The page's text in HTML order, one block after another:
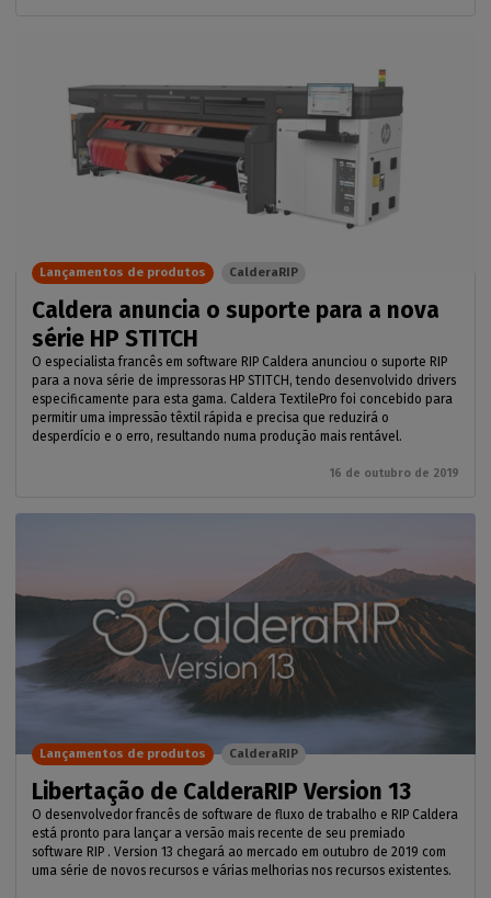
Caldera anuncia o suporte para a nova
série HP STITCH
O especialista francês em software RIP Caldera anunciou o suporte RIP
para a nova série de impressoras HP STITCH, tendo desenvolvido drivers
especificamente para esta gama. Caldera TextilePro foi concebido para
permitir uma impressão têxtil rápida e precisa que reduzirá o
desperdício e o erro, resultando numa produção mais rentável.
16 de outubro de 2019
Lançamentos de produtos CalderaRIP
Libertação de CalderaRIP Version 13
O desenvolvedor francês de software de fluxo de trabalho e RIP Caldera
está pronto para lançar a versão mais recente de seu premiado
software RIP . Version 13 chegará ao mercado em outubro de 2019 com
uma série de novos recursos e várias melhorias nos recursos existentes.
Lançamentos de produtos CalderaRIP